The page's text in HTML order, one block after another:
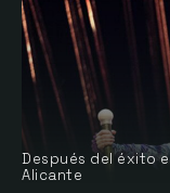
Después del éxito
Alicante